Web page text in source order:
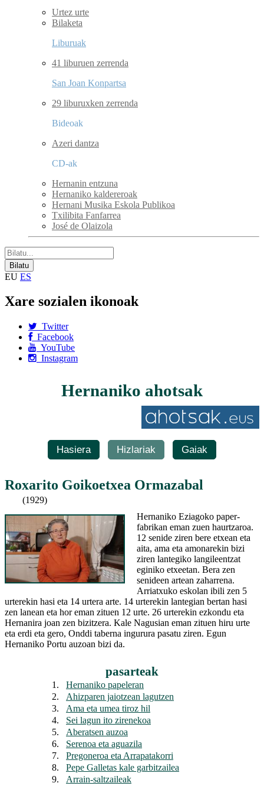
Urtez urte
Bilaketa
Liburuak
41 liburuen zerrenda
San Joan Konpartsa
29 liburuxken zerrenda
Bideoak
Azeri dantza
CD-ak
Hernanin entzuna
Hernaniko kaldereroak
Hernani Musika Eskola Publikoa
Txilibita Fanfarrea
José de Olaizola
EU ES
Xare sozialen ikonoak
Twitter
Facebook
YouTube
Instagram
Hernaniko ahotsak
Hasiera Hizlariak Gaiak
Roxarito Goikoetxea Ormazabal
(1929)
Hernaniko Eziagoko paper-
fabrikan eman zuen haurtzaroa.
12 senide ziren bere etxean eta
aita, ama eta amonarekin bizi
ziren lantegiko langileentzat
eginiko etxeetan. Bera zen
senideen artean zaharrena.
Arriatxuko eskolan ibili zen 5
urterekin hasi eta 14 urtera arte. 14 urterekin lantegian bertan hasi
zen lanean eta hor eman zituen 12 urte. 26 urterekin ezkondu eta
Hernanira joan zen bizitzera. Kale Nagusian eman zituen hiru urte
eta erdi eta gero, Onddi taberna ingurura pasatu ziren. Egun
Hernaniko Portu auzoan bizi da.
pasarteak
1.
Hernaniko papeleran
2.
Ahizparen jaiotzean lagutzen
3.
Ama eta umea tiroz hil
4.
Sei lagun ito zirenekoa
5.
Aberatsen auzoa
6.
Serenoa eta aguazila
7.
Pregoneroa eta Arrapatakorri
8.
Pepe Galletas kale garbitzailea
9.
Arrain-saltzaileak